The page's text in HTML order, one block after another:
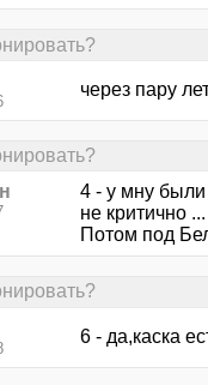
через пару
4 - у мну
не критично ...
Потом под
6 - да,каска